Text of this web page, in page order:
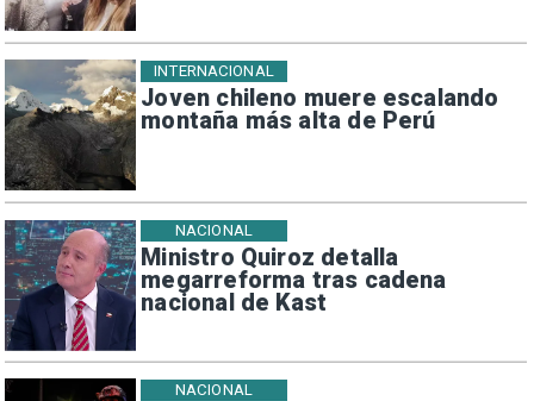
Joven chileno muere escalando
montaña más alta de Perú
INTERNACIONAL
Ministro Quiroz detalla
megarreforma tras cadena
nacional de Kast
NACIONAL
NACIONAL